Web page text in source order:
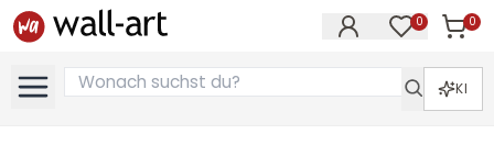
0 0
KI